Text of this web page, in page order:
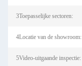
3Toepasselijke sectoren:
4Locatie van de showroom:
5Video-uitgaande inspectie: